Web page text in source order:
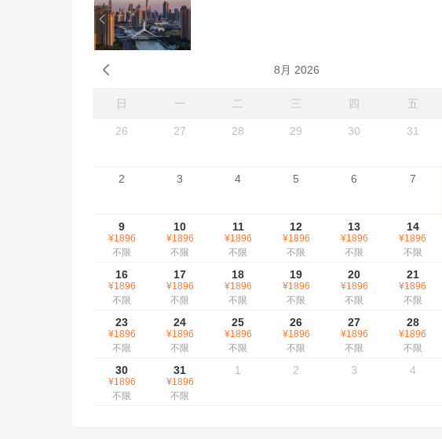

8月 2026
日 一 二 三 四 五
26 27 28 29 30 31
2 3 4 5 6 7
9
¥1896
不限
10
¥1896
不限
11
¥1896
不限
12
¥1896
不限
13
¥1896
不限
14
¥1896
不限
16
¥1896
不限
17
¥1896
不限
18
¥1896
不限
19
¥1896
不限
20
¥1896
不限
21
¥1896
不限
23
¥1896
不限
24
¥1896
不限
25
¥1896
不限
26
¥1896
不限
27
¥1896
不限
28
¥1896
不限
30
¥1896
不限
31
¥1896
不限
1 2 3 4